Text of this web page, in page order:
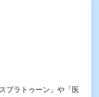
プラトゥーン」や「医